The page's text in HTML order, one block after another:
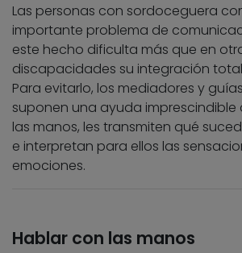
Las personas con sordoceguera
importante problema de
este hecho dificulta más que en
discapacidades su integración
Para evitarlo, los mediadores y
suponen una ayuda imprescindible
las manos, les transmiten qué
e interpretan para ellos las
emociones.
Hablar con las manos